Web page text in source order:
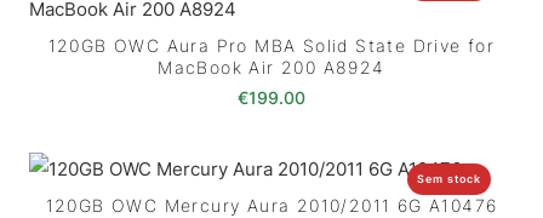
120GB OWC Aura Pro MBA Solid State Drive for
MacBook Air 200 A8924
€199.00
Sem stock
120GB OWC Mercury Aura 2010/2011 6G A10476